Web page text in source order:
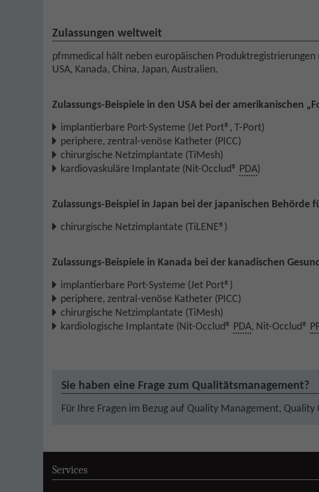
Zulassungen weltweit
pfmmedical hält neben europäischen
USA, Kanada, China, Japan, Australien.
Zulassungs-Beispiele in den USA bei der amerikanischen
implantierbare Port-Systeme (Jet Port®, T-Port)
periphere, zentral-venöse Katheter (PICC)
chirurgische Netzimplantate (TiMesh)
kardiovaskuläre Implantate (Nit-Occlud® PDA)
Zulassungs-Beispiel in Japan bei der japanischen
chirurgische Netzimplantate (TiLENE®)
Zulassungs-Beispiele in Kanada bei der kanadischen
implantierbare Port-Systeme (Jet Port®)
periphere, zentral-venöse Katheter (PICC)
chirurgische Netzimplantate (TiMesh)
kardiologische Implantate (Nit-Occlud® PDA, Nit-Occlud®
Sie haben eine Frage zum Qualitätsmanagement?
Für Ihre Fragen im Bezug auf Quality Management,
Services